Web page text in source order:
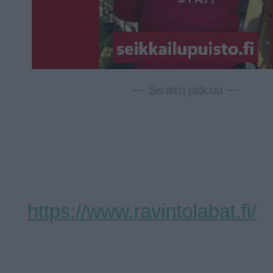
https://www.ravintolabat.fi/